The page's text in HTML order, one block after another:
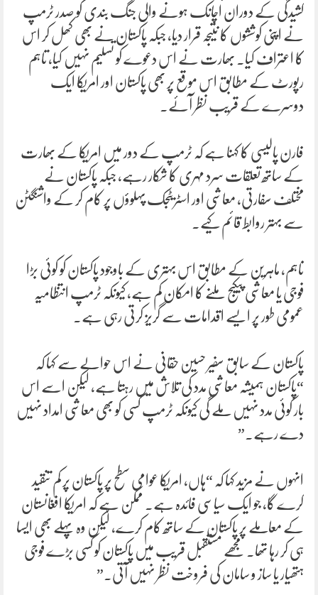
کشیدگی کے دوران اچانک ہونے والی جنگ بندی کو صدر ٹرمپ
نے اپنی کوششوں کا نتیجہ قرار دیا، جبکہ پاکستان نے بھی کھل کر اس
کا اعتراف کیا۔ بھارت نے اس دعوے کو تسلیم نہیں کیا، تاہم
رپورٹ کے مطابق اس موقع پر بھی پاکستان اور امریکا ایک
دوسرے کے قریب نظر آئے۔
فارن پالیسی کا کہنا ہے کہ ٹرمپ کے دور میں امریکا کے بھارت
کے ساتھ تعلقات سرد مہری کا شکار رہے، جبکہ پاکستان نے
مختلف سفارتی، معاشی اور اسٹریٹجک پہلوؤں پر کام کر کے واشنگٹن
سے بہتر روابط قائم کیے۔
تاہم، ماہرین کے مطابق اس بہتری کے باوجود پاکستان کو کوئی بڑا
فوجی یا معاشی پیکیج ملنے کا امکان کم ہے، کیونکہ ٹرمپ انتظامیہ
عمومی طور پر ایسے اقدامات سے گریز کرتی رہی ہے۔
پاکستان کے سابق سفیر حسین حقانی نے اس حوالے سے کہا کہ
“پاکستان ہمیشہ معاشی مدد کی تلاش میں رہتا ہے، لیکن اسے اس
بار کوئی مدد نہیں ملے گی کیونکہ ٹرمپ کسی کو بھی معاشی امداد نہیں
دے رہے۔”
انہوں نے مزید کہا کہ “ہاں، امریکا عوامی سطح پر پاکستان پر کم تنقید
کرے گا، جو ایک سیاسی فائدہ ہے۔ ممکن ہے کہ امریکا افغانستان
کے معاملے پر پاکستان کے ساتھ کام کرے، لیکن وہ پہلے بھی ایسا
ہی کر رہا تھا۔ مجھے مستقبل قریب میں پاکستان کو کسی بڑے فوجی
ہتھیار یا ساز و سامان کی فروخت نظر نہیں آتی۔”